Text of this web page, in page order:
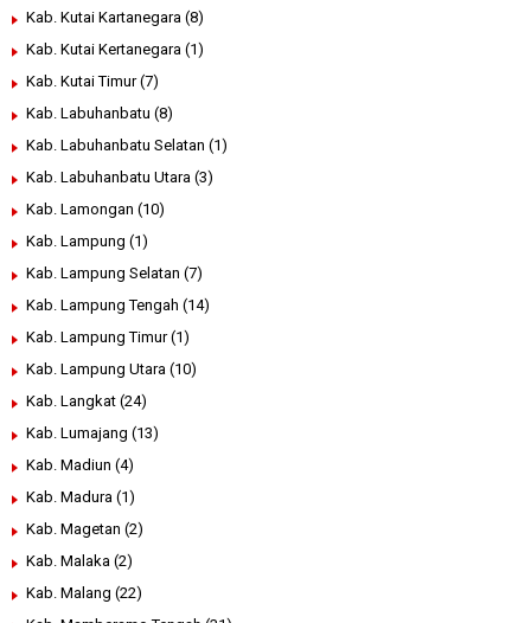
Kab. Kutai Kartanegara (8)
Kab. Kutai Kertanegara (1)
Kab. Kutai Timur (7)
Kab. Labuhanbatu (8)
Kab. Labuhanbatu Selatan (1)
Kab. Labuhanbatu Utara (3)
Kab. Lamongan (10)
Kab. Lampung (1)
Kab. Lampung Selatan (7)
Kab. Lampung Tengah (14)
Kab. Lampung Timur (1)
Kab. Lampung Utara (10)
Kab. Langkat (24)
Kab. Lumajang (13)
Kab. Madiun (4)
Kab. Madura (1)
Kab. Magetan (2)
Kab. Malaka (2)
Kab. Malang (22)